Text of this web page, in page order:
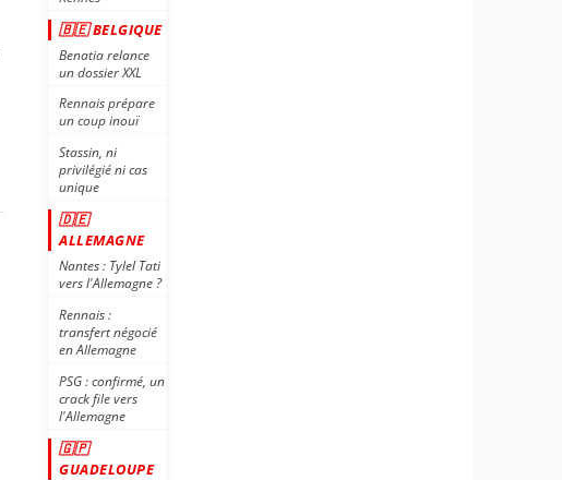
🇧🇪 BELGIQUE
Benatia relance
un dossier XXL
Rennais prépare
un coup inouï
Stassin, ni
privilégié ni cas
unique
🇩🇪
ALLEMAGNE
Nantes : Tylel Tati
vers l'Allemagne ?
Rennais :
transfert négocié
en Allemagne
PSG : confirmé, un
crack file vers
l'Allemagne
🇬🇵
GUADELOUPE